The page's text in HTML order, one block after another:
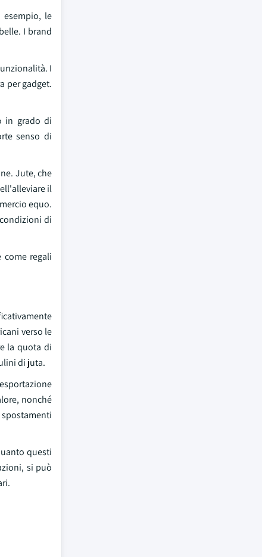
le
I brand
I
per gadget.
in grado di
senso di
Jute, che
il
equo.
di
regali
verso le
la quota di
di juta.
nonché
questi
si può